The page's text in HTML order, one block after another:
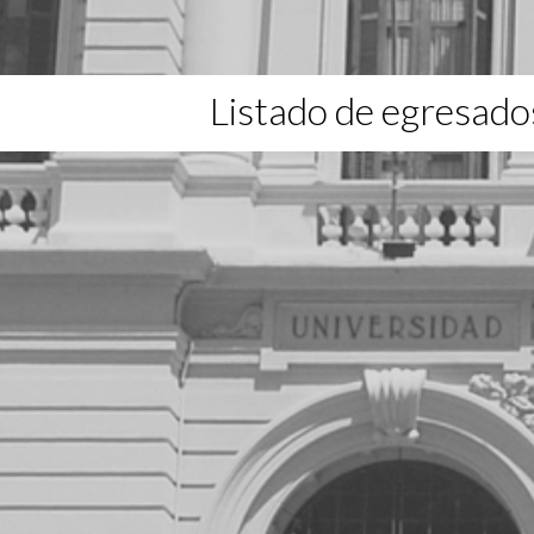
Listado de